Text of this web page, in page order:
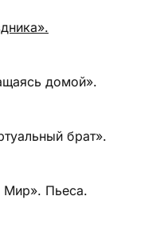
домой».
брат».
Пьеса.